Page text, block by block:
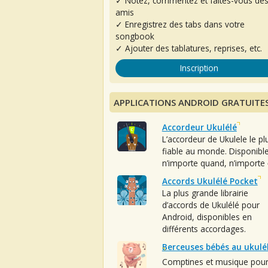
amis
✓ Enregistrez des tabs dans votre
songbook
✓ Ajouter des tablatures, reprises, etc.
Inscription
APPLICATIONS ANDROID
Accordeur Ukulélé
L’accordeur de Ukulele le
fiable au monde. Disponible
n’importe quand, n’importe
Accords Ukulélé Pocket
La plus grande librairie
d’accords de Ukulélé pour
Android, disponibles en
différents accordages.
Berceuses bébés au
Comptines et musique pour